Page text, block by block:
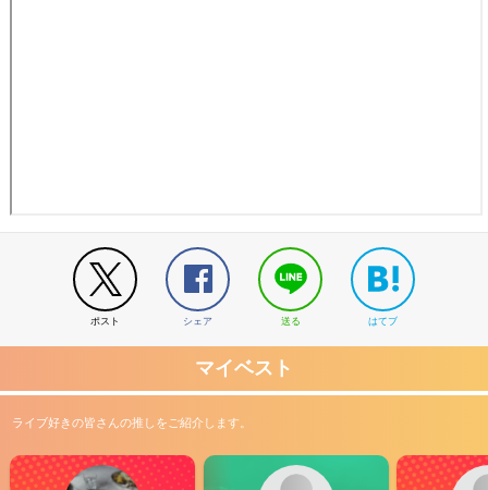
ポスト シェア 送る はてブ
マイベスト
ライブ好きの皆さんの推しをご紹介します。